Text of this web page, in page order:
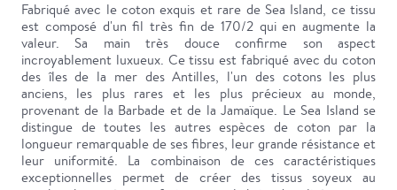
Fabriqué avec le coton exquis et rare de Sea Island, ce tissu
est composé d'un fil très fin de 170/2 qui en augmente la
valeur. Sa main très douce confirme son aspect
incroyablement luxueux. Ce tissu est fabriqué avec du coton
des îles de la mer des Antilles, l'un des cotons les plus
anciens, les plus rares et les plus précieux au monde,
provenant de la Barbade et de la Jamaïque. Le Sea Island se
distingue de toutes les autres espèces de coton par la
longueur remarquable de ses fibres, leur grande résistance et
leur uniformité. La combinaison de ces caractéristiques
exceptionnelles permet de créer des tissus soyeux au